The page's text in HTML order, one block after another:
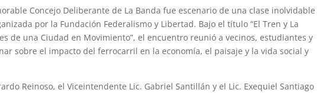
Concejo Deliberante de La Banda fue escenario de una clase inolvidable
por la Fundación Federalismo y Libertad. Bajo el título “El Tren y La
de una Ciudad en Movimiento”, el encuentro reunió a vecinos, estudiantes y
sobre el impacto del ferrocarril en la economía, el paisaje y la vida social y
Reinoso, el Viceintendente Lic. Gabriel Santillán y el Lic. Exequiel Santiago